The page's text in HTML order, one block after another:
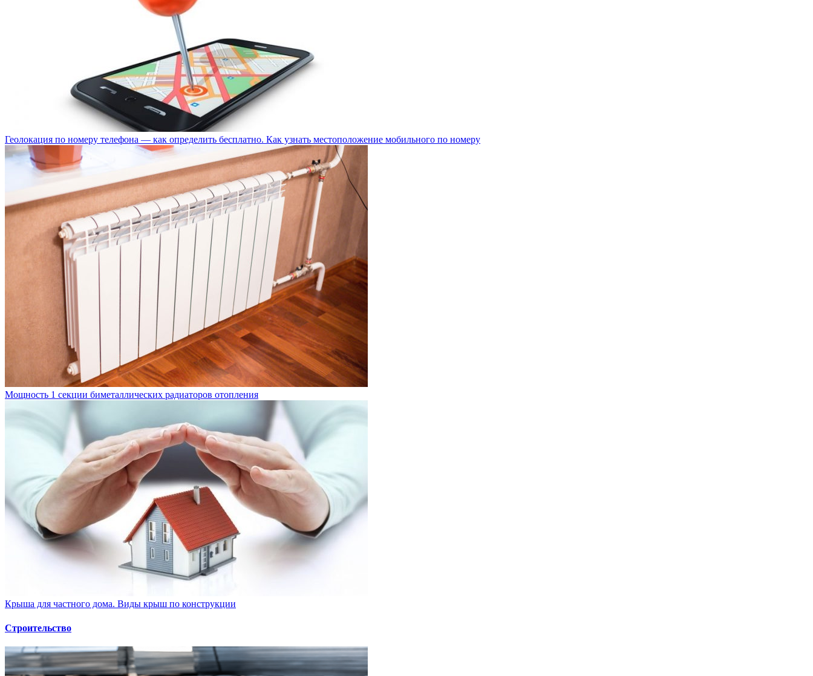
Геолокация по номеру телефона — как определить бесплатно. Как узнать местоположение мобильного по номеру
Мощность 1 секции биметаллических радиаторов отопления
Крыша для частного дома. Виды крыш по конструкции
Строительство